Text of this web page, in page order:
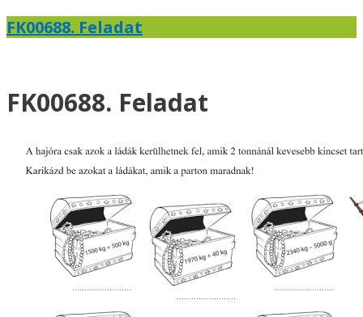
FK00688. Feladat
FK00688. Feladat